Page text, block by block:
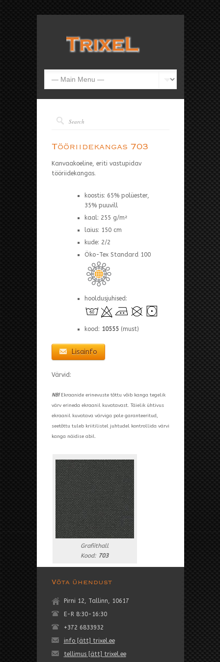
Tööriidekangas 703
Kanvaakoeline, eriti vastupidav
tööriidekangas.
koostis: 65% polüester,
35% puuvill
kaal: 255 g/m²
laius: 150 cm
kude: 2/2
Öko-Tex Standard 100
hooldusjuhised:
kood: 10555 (must)
Lisainfo
Värvid:
NB!Ekraanide erinevuste tõttu võib kanga tegelik
värv erineda ekraanil kuvatavast. Täielik ühtivus
ekraanil kuvatava värviga pole garanteeritud,
seetõttu tuleb kriitilistel juhtudel kontrollida värvi
kanga näidise abil.
Grafiithall
Kood: 703
Võta ühendust
Pirni 12, Tallinn, 10617
E-R 8:30-16:30
+372 6833932
info [ätt] trixel.ee
tellimus [ätt] trixel.ee